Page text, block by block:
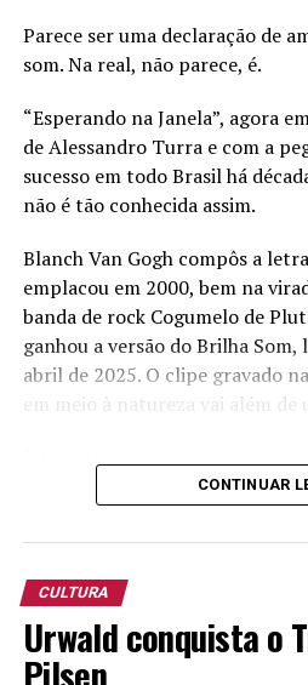
Parece ser uma declaração de
som. Na real, não parece, é.
“Esperando na Janela”, agora
de Alessandro Turra e com a
sucesso em todo Brasil há
não é tão conhecida assim.
Blanch Van Gogh compôs a
emplacou em 2000, bem na
banda de rock Cogumelo de
ganhou a versão do Brilha Som,
abril de 2025. O clipe gravado
em meio à natureza vai além de
versão mais sertaneja, já se
forte”, diz o vocalista do Brilha
Em vídeo lançado em suas redes
Turra, lembra que a música foi
a Deus, sendo, sim, uma
CONTINUAR
CULTURA
Urwald conquista o
Pilsen